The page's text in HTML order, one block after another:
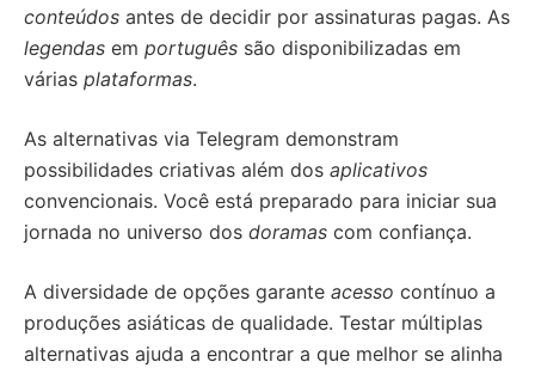
conteúdos antes de decidir por assinaturas pagas. As
legendas em português são disponibilizadas em
várias plataformas.
As alternativas via Telegram demonstram
possibilidades criativas além dos aplicativos
convencionais. Você está preparado para iniciar sua
jornada no universo dos doramas com confiança.
A diversidade de opções garante acesso contínuo a
produções asiáticas de qualidade. Testar múltiplas
alternativas ajuda a encontrar a que melhor se alinha